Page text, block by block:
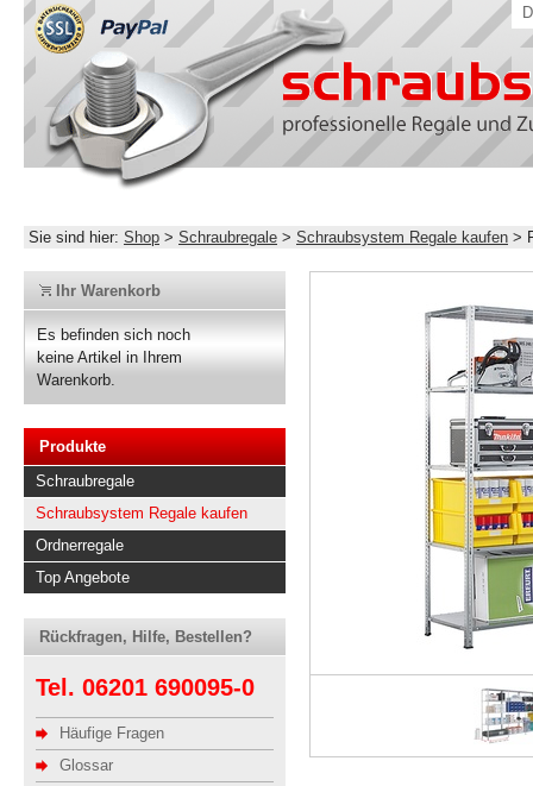
Sie sind hier: Shop > Schraubregale > Schraubsystem Regale kaufen >
Ihr Warenkorb
Es befinden sich noch
keine Artikel in Ihrem
Warenkorb.
Produkte
Schraubregale
Schraubsystem Regale kaufen
Ordnerregale
Top Angebote
Rückfragen, Hilfe, Bestellen?
Tel. 06201 690095-0
Häufige Fragen
Glossar